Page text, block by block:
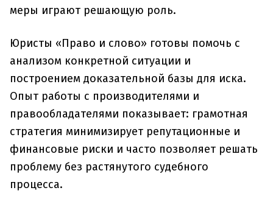
меры играют решающую роль.
Юристы «Право и слово» готовы помочь с
анализом конкретной ситуации и
построением доказательной базы для иска.
Опыт работы с производителями и
правообладателями показывает: грамотная
стратегия минимизирует репутационные и
финансовые риски и часто позволяет решать
проблему без растянутого судебного
процесса.